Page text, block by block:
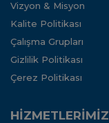
Vizyon & Misyon
Kalite Politikası
Çalışma Grupları
Gizlilik Politikası
Çerez Politikası
HİZMETLERİMİZ